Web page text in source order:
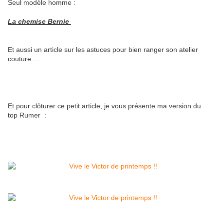
Seul modèle homme :
La chemise Bernie
Et aussi un article sur les astuces pour bien ranger son atelier
couture ....
Et pour clôturer ce petit article, je vous présente ma version du
top Rumer :